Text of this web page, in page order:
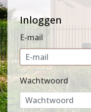
Inloggen
E-mail
Wachtwoord